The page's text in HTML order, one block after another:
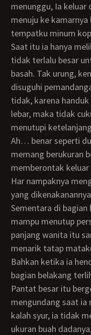
menunggu, Ia keluar
menuju ke
tempatku minum
Saat itu ia hanya melilitkan handuk yang berukuran
tidak terlalu besar
basah. Tak urung,
disuguhi
tidak, karena
lebar, maka tidak
menutupi
Ah… benar seperti dugaanku, buah dada Bu Har
memang berukuran
memberontak
Har nampaknya
yang
Sementara di bagian
mampu menutup
panjang wanita itu
menarik tatap
Bahkan ketika ia hendak masuk ke kamarnya, dari
bagian belakang
Pantat besar itu
mengundang saat
kalah syur, ia tidak
ukuran buah